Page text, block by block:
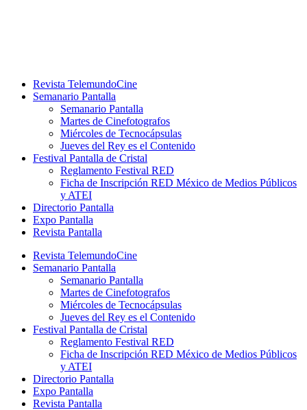
Revista TelemundoCine
Semanario Pantalla
Semanario Pantalla
Martes de Cinefotografos
Miércoles de Tecnocápsulas
Jueves del Rey es el Contenido
Festival Pantalla de Cristal
Reglamento Festival RED
Ficha de Inscripción RED México de Medios Públicos
y ATEI
Directorio Pantalla
Expo Pantalla
Revista Pantalla
Revista TelemundoCine
Semanario Pantalla
Semanario Pantalla
Martes de Cinefotografos
Miércoles de Tecnocápsulas
Jueves del Rey es el Contenido
Festival Pantalla de Cristal
Reglamento Festival RED
Ficha de Inscripción RED México de Medios Públicos
y ATEI
Directorio Pantalla
Expo Pantalla
Revista Pantalla